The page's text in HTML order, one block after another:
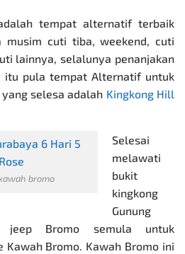
tempat alternatif terbaik
musim cuti tiba, weekend, cuti
lainnya, selalunya penanjakan
itu pula tempat Alternatif untuk
selesa adalah Kingkong Hill
bromo
Selesai
melawati
bukit
kingkong
Gunung
jeep Bromo semula untuk
Kawah Bromo. Kawah Bromo ini